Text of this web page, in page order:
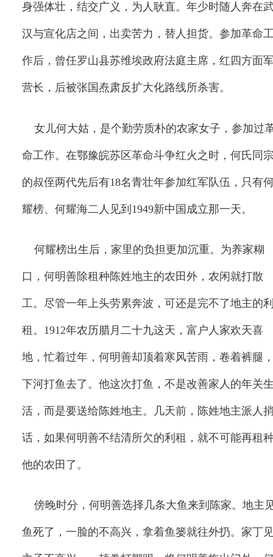
身强体壮，结交广义，为人耿直。年少时随人奔在
汉与宣化店之间，出卖苦力，替人担货。参加革命
作后，曾任罗山县苏维埃政府法庭主席，红四方面
营长，后被张国焘肃反扩大化路线所杀害。
女儿何大姑，是个勤劳质朴的农家女子，参加过
命工作。在鄂豫皖苏区革命斗争红火之时，何氏同
的叔侄两代先后有18名青壮年参加红军队伍，只有
耀榜、何耀海二人见到 1949新中国成立那一天。
何耀榜出生后，家里的负担更加沉重。为养家糊
口，何明善除租种陈姓地主的农田外，农闲就打散
工。尽管一年上头劳累奔波，可还是完不了地主的
租。 1912年农历腊月二十九这天，富户人家欢天喜
地，忙着过年，何明善却顶着寒风苦雨，卷着裤腿
下河打鱼去了。他这次打鱼，不是改善家人的年关
活，而是要送给陈姓地主。几天前，陈姓地主派人
话，如果何明善不结清所欠的利租，就不可能再租
他的农田了。
傍晚时分，何明善选择几条大鱼来到陈家。地主
鱼死了，一脸的不高兴，拿着鱼篓就往外扔。家丁